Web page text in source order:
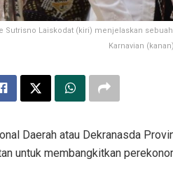
Sutrisno Laiskodat (kiri) menjelaskan
Karnavian
Daerah atau Dekranasda
untuk membangkitkan